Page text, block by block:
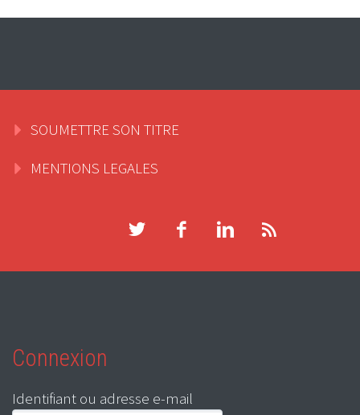
SOUMETTRE SON TITRE
MENTIONS LEGALES
Connexion
Identifiant ou adresse e-mail